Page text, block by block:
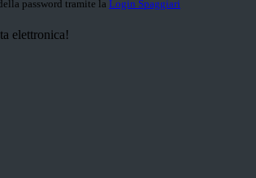
password tramite la Login Spaggiari
elettronica!